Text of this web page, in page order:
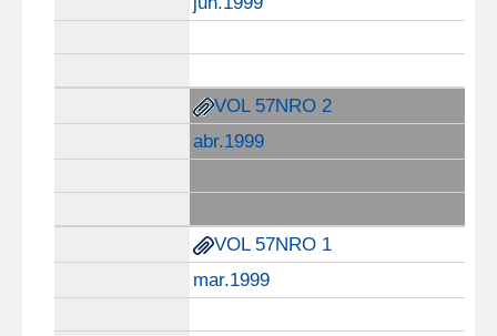
VOL 57NRO 2
abr.1999
VOL 57NRO 1
mar.1999